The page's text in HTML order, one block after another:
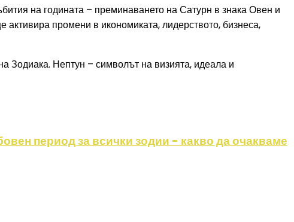
на годината – преминаването на Сатурн в знака Овен и
промени в икономиката, лидерството, бизнеса,
Зодиака. Нептун – символът на визията, идеала и
период за всички зодии - какво да очакваме